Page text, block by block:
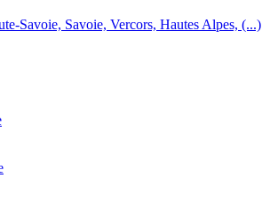
Savoie, Savoie, Vercors, Hautes Alpes, (...)